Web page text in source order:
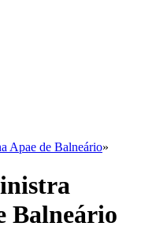
Apae de Balneário»
Balneário